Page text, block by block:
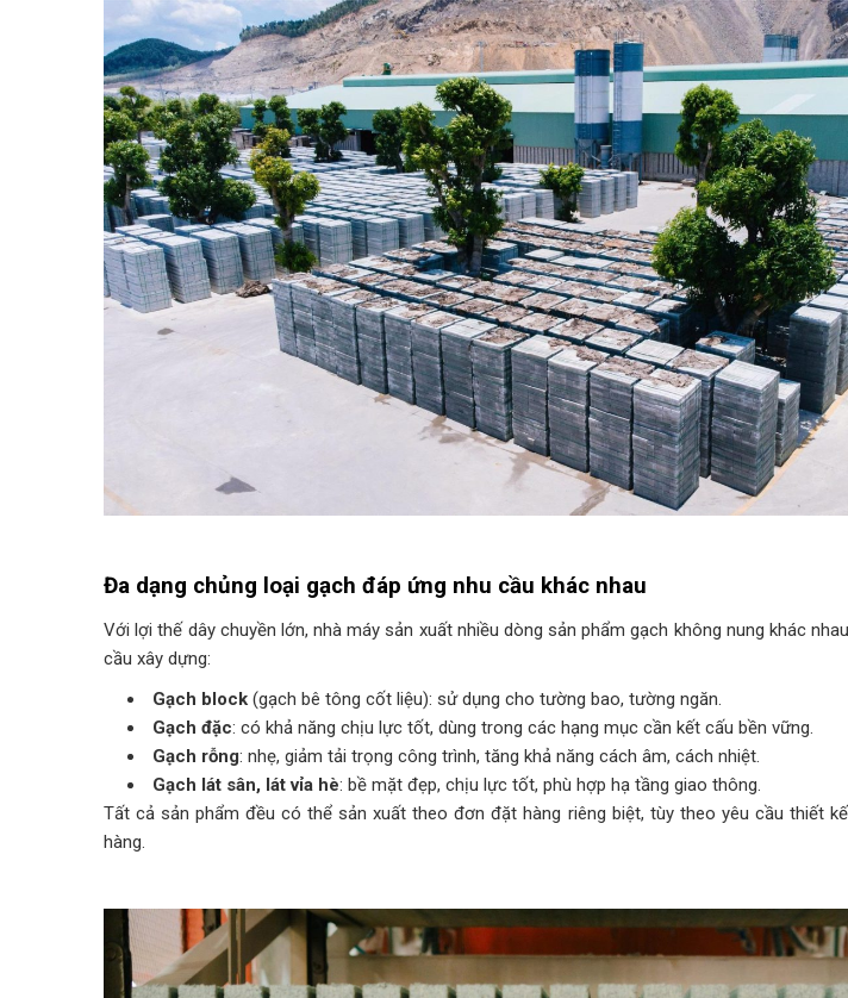
Đa dạng chủng loại gạch đáp ứng nhu cầu khác nhau
Với lợi thế dây chuyền lớn, nhà máy sản xuất nhiều dòng sản phẩm gạch không nung khác
cầu xây dựng:
Gạch block(gạch bê tông cốt liệu): sử dụng cho tường bao, tường ngăn.
Gạch đặc: có khả năng chịu lực tốt, dùng trong các hạng mục cần kết cấu bền vững.
Gạch rỗng: nhẹ, giảm tải trọng công trình, tăng khả năng cách âm, cách nhiệt.
Gạch lát sân, lát vỉa hè: bề mặt đẹp, chịu lực tốt, phù hợp hạ tầng giao thông.
Tất cả sản phẩm đều có thể sản xuất theo đơn đặt hàng riêng biệt, tùy theo yêu cầu thiết
hàng.